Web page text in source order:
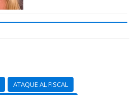
ATAQUE AL FISCAL